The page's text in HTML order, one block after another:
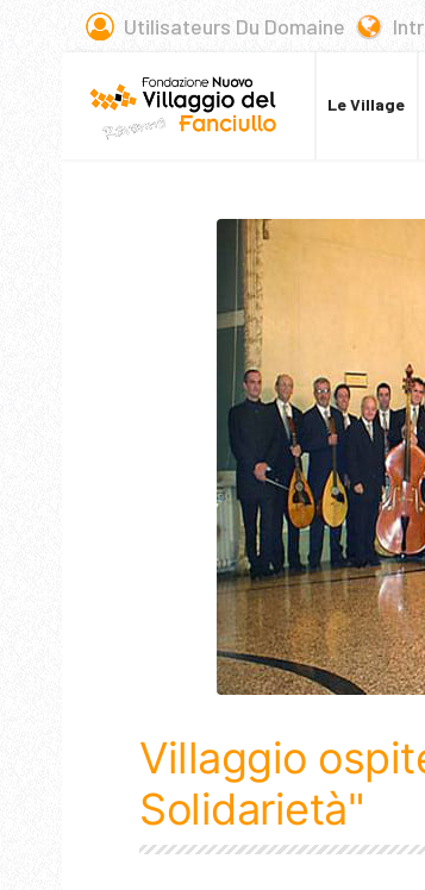
Utilisateurs Du Domaine
Le Village
Villaggio
Solidarietà"